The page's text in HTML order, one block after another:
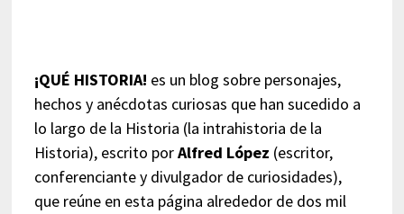
¡QUÉ HISTORIA! es un blog sobre personajes,
hechos y anécdotas curiosas que han sucedido a
lo largo de la Historia (la intrahistoria de la
Historia), escrito porAlfred López (escritor,
conferenciante y divulgador de curiosidades),
que reúne en esta página alrededor de dos mil